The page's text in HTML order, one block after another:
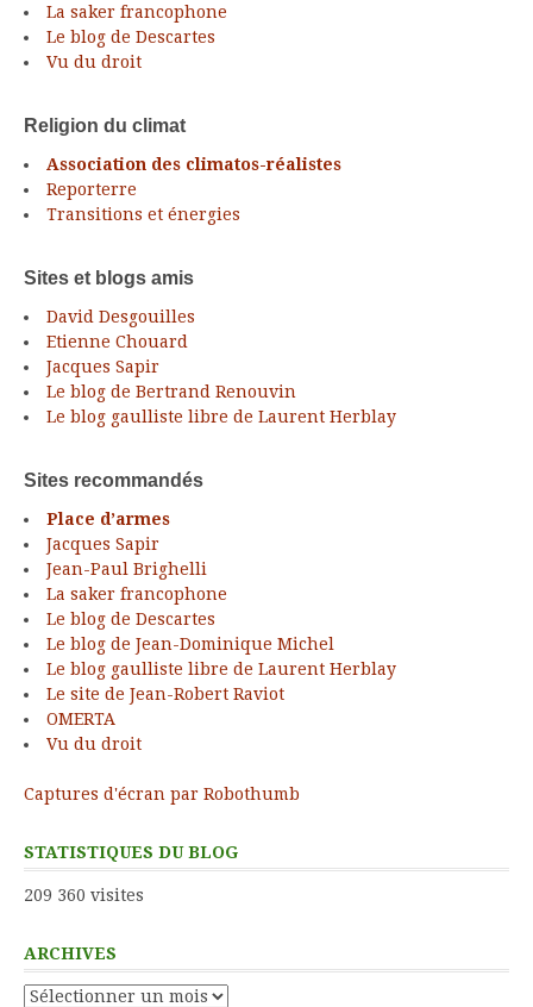
La saker francophone
Le blog de Descartes
Vu du droit
Religion du climat
Association des climatos-réalistes
Reporterre
Transitions et énergies
Sites et blogs amis
David Desgouilles
Etienne Chouard
Jacques Sapir
Le blog de Bertrand Renouvin
Le blog gaulliste libre de Laurent Herblay
Sites recommandés
Place d’armes
Jacques Sapir
Jean-Paul Brighelli
La saker francophone
Le blog de Descartes
Le blog de Jean-Dominique Michel
Le blog gaulliste libre de Laurent Herblay
Le site de Jean-Robert Raviot
OMERTA
Vu du droit
Captures d'écran par Robothumb
STATISTIQUES DU BLOG
209 360 visites
ARCHIVES
Archives